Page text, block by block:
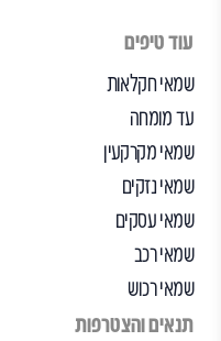
עוד טיפים
שמאי חקלאות
עד מומחה
שמאי מקרקעין
שמאי נזקים
שמאי עסקים
שמאי רכב
שמאי רכוש
תנאים והצטרפות